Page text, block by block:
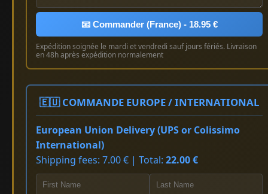
📧 Commander (France) - 18.95 €
Expédition soignée le mardi et vendredi sauf jours fériés. Livraison
en 48h après expédition normalement
🇪🇺 COMMANDE EUROPE / INTERNATIONAL
European Union Delivery (UPS or Colissimo
International)
Shipping fees: 7.00 € | Total: 22.00 €